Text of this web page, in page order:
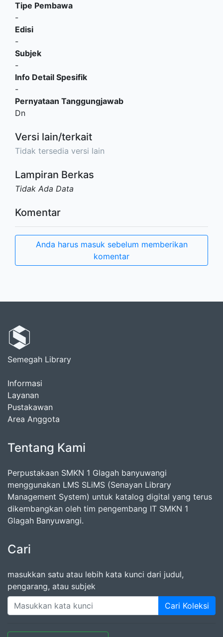
Tipe Pembawa
-
Edisi
-
Subjek
-
Info Detail Spesifik
-
Pernyataan Tanggungjawab
Dn
Versi lain/terkait
Tidak tersedia versi lain
Lampiran Berkas
Tidak Ada Data
Komentar
Anda harus masuk sebelum memberikan
komentar
Semegah Library
Informasi
Layanan
Pustakawan
Area Anggota
Tentang Kami
Perpustakaan SMKN 1 Glagah banyuwangi
menggunakan LMS SLiMS (Senayan Library
Management System) untuk katalog digital yang terus
dikembangkan oleh tim pengembang IT SMKN 1
Glagah Banyuwangi.
Cari
masukkan satu atau lebih kata kunci dari judul,
pengarang, atau subjek
Cari Koleksi